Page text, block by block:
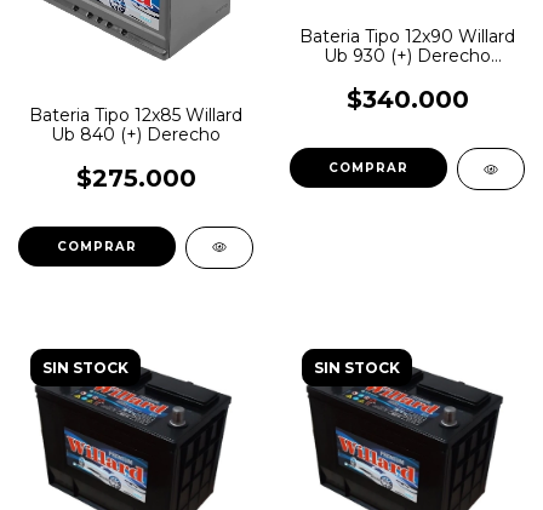
Bateria Tipo 12x85 Willard
Ub 840 (+) Derecho
$275.000
Bateria Tipo 12x90 Willard
Ub 930 (+) Derecho
$340.000
SIN STOCK SIN STOCK